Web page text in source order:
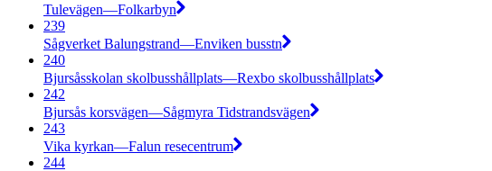
Tulevägen—Folkarbyn
239
Sågverket Balungstrand—Enviken busstn
240
Bjursåsskolan skolbusshållplats—Rexbo skolbusshållplats
242
Bjursås korsvägen—Sågmyra Tidstrandsvägen
243
Vika kyrkan—Falun resecentrum
244